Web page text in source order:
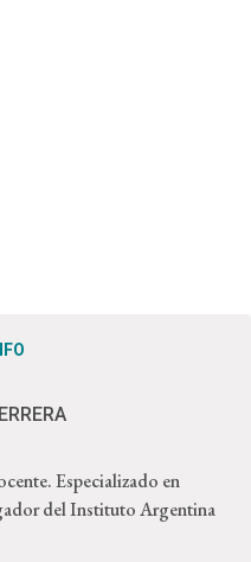
Especializado en
del Instituto Argentina